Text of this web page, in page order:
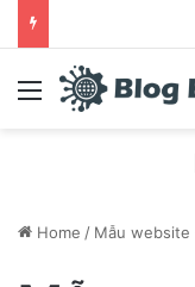
Menu
Home / Mẫu website